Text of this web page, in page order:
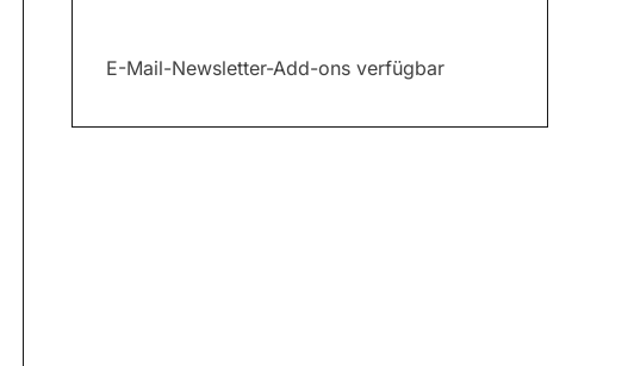
E-Mail-Newsletter-Add-ons verfügbar